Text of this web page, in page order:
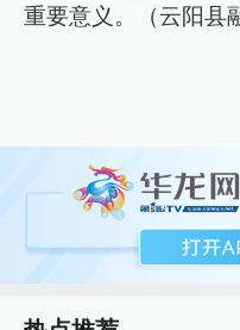
重要意义。（云阳县